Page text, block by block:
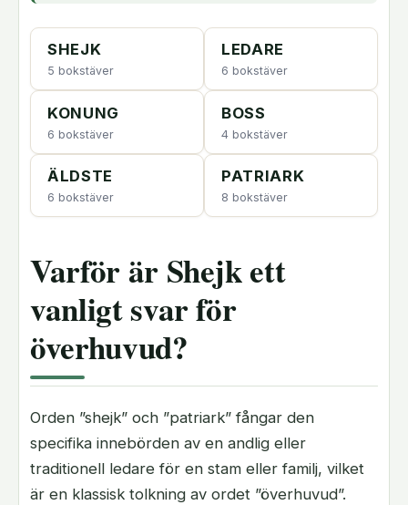
SHEJK
5 bokstäver
LEDARE
6 bokstäver
KONUNG
6 bokstäver
BOSS
4 bokstäver
ÄLDSTE
6 bokstäver
PATRIARK
8 bokstäver
Varför är Shejk ett
vanligt svar för
överhuvud?
Orden ”shejk” och ”patriark” fångar den
specifika innebörden av en andlig eller
traditionell ledare för en stam eller familj, vilket
är en klassisk tolkning av ordet ”överhuvud”.